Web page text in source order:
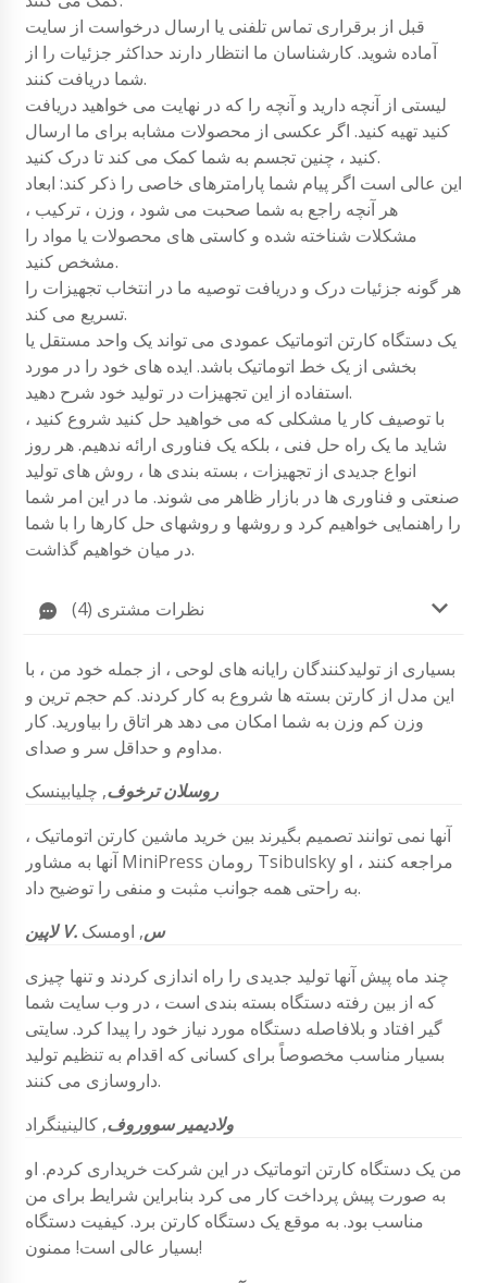
قبل از برقراری تماس تلفنی یا ارسال درخواست از سایت
آماده شوید. کارشناسان ما انتظار دارند حداکثر جزئیات را از
شما دریافت کنند.
لیستی از آنچه دارید و آنچه را که در نهایت می خواهید دریافت
کنید تهیه کنید. اگر عکسی از محصولات مشابه برای ما ارسال
کنید ، چنین تجسم به شما کمک می کند تا درک کنید.
این عالی است اگر پیام شما پارامترهای خاصی را ذکر کند: ابعاد
هر آنچه راجع به شما صحبت می شود ، وزن ، ترکیب ،
مشکلات شناخته شده و کاستی های محصولات یا مواد را
مشخص کنید.
هر گونه جزئیات درک و دریافت توصیه ما در انتخاب تجهیزات را
تسریع می کند.
یک دستگاه کارتن اتوماتیک عمودی می تواند یک واحد مستقل یا
بخشی از یک خط اتوماتیک باشد. ایده های خود را در مورد
استفاده از این تجهیزات در تولید خود شرح دهید.
با توصیف کار یا مشکلی که می خواهید حل کنید شروع کنید ،
شاید ما یک راه حل فنی ، بلکه یک فناوری ارائه ندهیم. هر روز
انواع جدیدی از تجهیزات ، بسته بندی ها ، روش های تولید
صنعتی و فناوری ها در بازار ظاهر می شوند. ما در این امر شما
را راهنمایی خواهیم کرد و روشها و روشهای حل کارها را با شما
در میان خواهیم گذاشت.
نظرات مشتری (4)
بسیاری از تولیدکنندگان رایانه های لوحی ، از جمله خود من ، با
این مدل از کارتن بسته ها شروع به کار کردند. کم حجم ترین و
وزن کم وزن به شما امکان می دهد هر اتاق را بیاورید. کار
مداوم و حداقل سر و صدای.
روسلان ترخوف, چلیابینسک
آنها نمی توانند تصمیم بگیرند بین خرید ماشین کارتن اتوماتیک ،
آنها به مشاور MiniPress رومان Tsibulsky مراجعه کنند ، او
به راحتی همه جوانب مثبت و منفی را توضیح داد.
لاپین V. س, اومسک
چند ماه پیش آنها تولید جدیدی را راه اندازی کردند و تنها چیزی
که از بین رفته دستگاه بسته بندی است ، در وب سایت شما
گیر افتاد و بلافاصله دستگاه مورد نیاز خود را پیدا کرد. سایتی
بسیار مناسب مخصوصاً برای کسانی که اقدام به تنظیم تولید
داروسازی می کنند.
ولادیمیر سووروف, کالینینگراد
من یک دستگاه کارتن اتوماتیک در این شرکت خریداری کردم. او
به صورت پیش پرداخت کار می کرد بنابراین شرایط برای من
مناسب بود. به موقع یک دستگاه کارتن برد. کیفیت دستگاه
بسیار عالی است! ممنون!